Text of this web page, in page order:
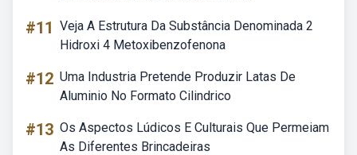
#11 Veja A Estrutura Da Substância Denominada 2
Hidroxi 4 Metoxibenzofenona
#12 Uma Industria Pretende Produzir Latas De
Aluminio No Formato Cilindrico
#13 Os Aspectos Lúdicos E Culturais Que Permeiam
As Diferentes Brincadeiras